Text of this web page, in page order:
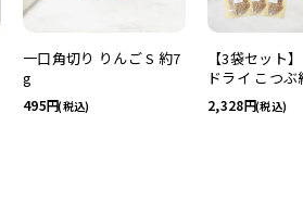
一口角切り りんご S 約7
g
495 (税込)
【3袋セット
ドライ こつぶ
2,328 (税込)